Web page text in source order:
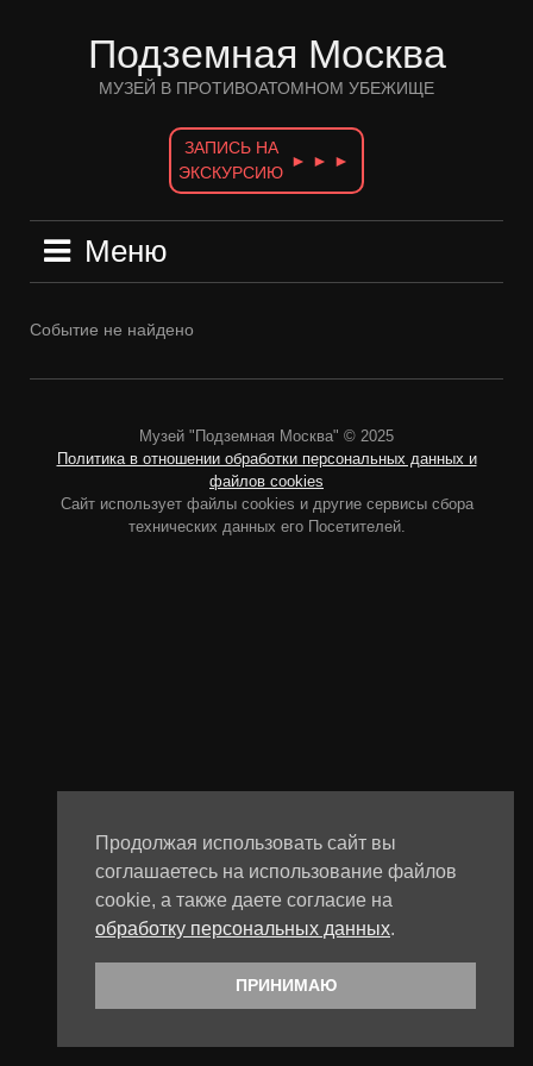
Подземная Москва
МУЗЕЙ В ПРОТИВОАТОМНОМ УБЕЖИЩЕ
ЗАПИСЬ НА
ЭКСКУРСИЮ
► ► ►
Меню
Событие не найдено
Музей "Подземная Москва" © 2025
Политика в отношении обработки персональных данных и
файлов cookies
Сайт использует файлы cookies и другие сервисы сбора
технических данных его Посетителей.
Продолжая использовать сайт вы
соглашаетесь на использование файлов
cookie, а также даете согласие на
обработку персональных данных.
ПРИНИМАЮ